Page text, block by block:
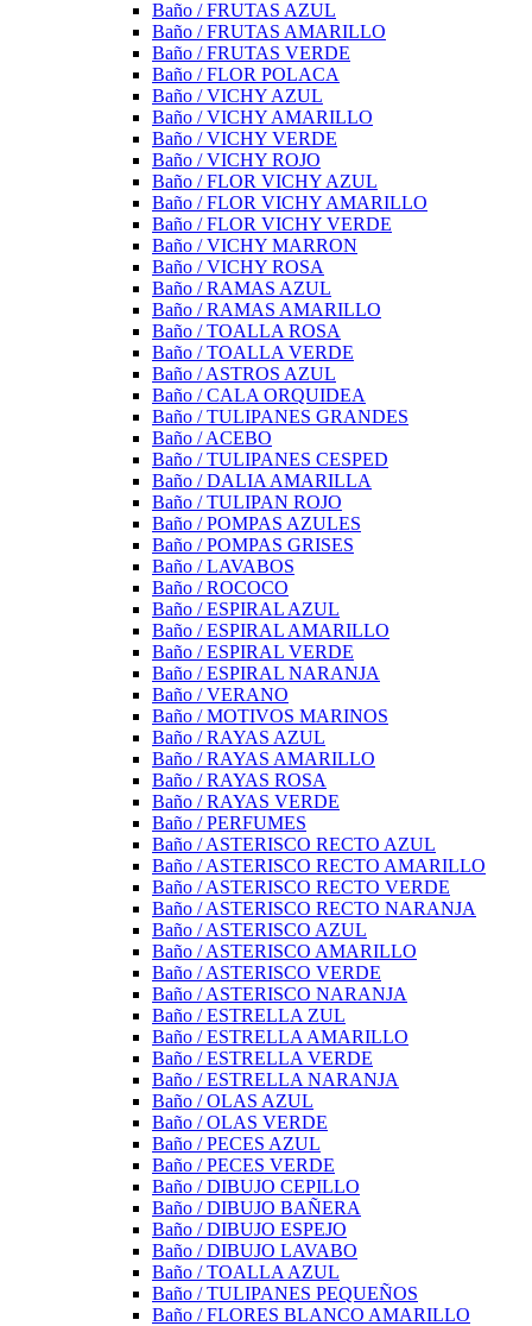
Baño / FRUTAS AZUL
Baño / FRUTAS AMARILLO
Baño / FRUTAS VERDE
Baño / FLOR POLACA
Baño / VICHY AZUL
Baño / VICHY AMARILLO
Baño / VICHY VERDE
Baño / VICHY ROJO
Baño / FLOR VICHY AZUL
Baño / FLOR VICHY AMARILLO
Baño / FLOR VICHY VERDE
Baño / VICHY MARRON
Baño / VICHY ROSA
Baño / RAMAS AZUL
Baño / RAMAS AMARILLO
Baño / TOALLA ROSA
Baño / TOALLA VERDE
Baño / ASTROS AZUL
Baño / CALA ORQUIDEA
Baño / TULIPANES GRANDES
Baño / ACEBO
Baño / TULIPANES CESPED
Baño / DALIA AMARILLA
Baño / TULIPAN ROJO
Baño / POMPAS AZULES
Baño / POMPAS GRISES
Baño / LAVABOS
Baño / ROCOCO
Baño / ESPIRAL AZUL
Baño / ESPIRAL AMARILLO
Baño / ESPIRAL VERDE
Baño / ESPIRAL NARANJA
Baño / VERANO
Baño / MOTIVOS MARINOS
Baño / RAYAS AZUL
Baño / RAYAS AMARILLO
Baño / RAYAS ROSA
Baño / RAYAS VERDE
Baño / PERFUMES
Baño / ASTERISCO RECTO AZUL
Baño / ASTERISCO RECTO AMARILLO
Baño / ASTERISCO RECTO VERDE
Baño / ASTERISCO RECTO NARANJA
Baño / ASTERISCO AZUL
Baño / ASTERISCO AMARILLO
Baño / ASTERISCO VERDE
Baño / ASTERISCO NARANJA
Baño / ESTRELLA ZUL
Baño / ESTRELLA AMARILLO
Baño / ESTRELLA VERDE
Baño / ESTRELLA NARANJA
Baño / OLAS AZUL
Baño / OLAS VERDE
Baño / PECES AZUL
Baño / PECES VERDE
Baño / DIBUJO CEPILLO
Baño / DIBUJO BAÑERA
Baño / DIBUJO ESPEJO
Baño / DIBUJO LAVABO
Baño / TOALLA AZUL
Baño / TULIPANES PEQUEÑOS
Baño / FLORES BLANCO AMARILLO